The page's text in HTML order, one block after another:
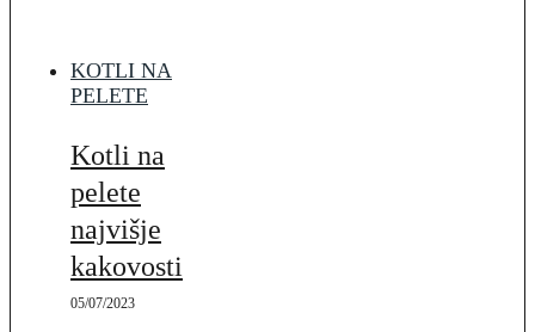
KOTLI NA
PELETE
Kotli na
pelete
najvišje
kakovosti
05/07/2023